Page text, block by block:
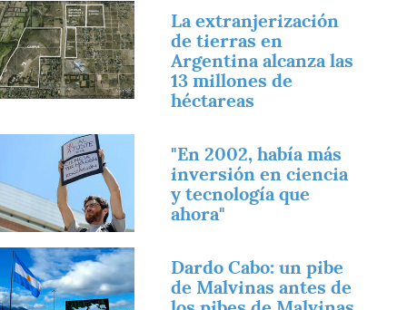
La extranjerización
de tierras en
Argentina alcanza las
13 millones de
héctareas
"En 2002, había más
inversión en ciencia
y tecnología que
ahora"
Dardo Cabo: un pibe
de Malvinas antes de